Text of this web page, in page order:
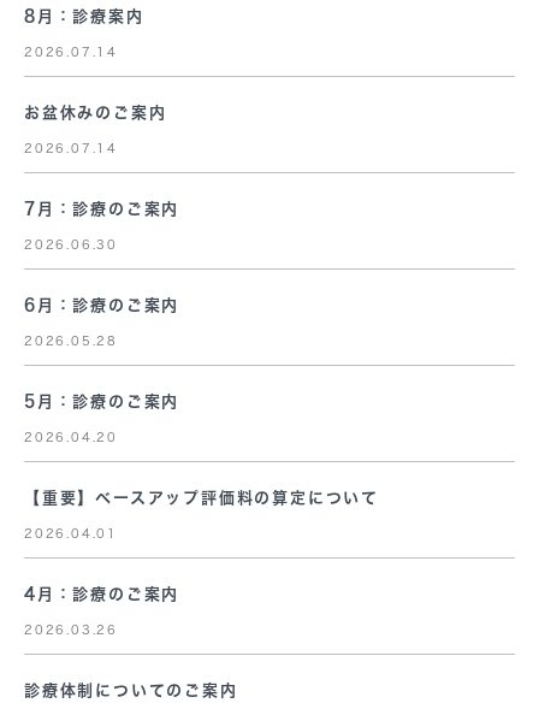
8月：診療案内
2026.07.14
お盆休みのご案内
2026.07.14
7月：診療のご案内
2026.06.30
6月：診療のご案内
2026.05.28
5月：診療のご案内
2026.04.20
【重要】ベースアップ評価料の算定について
2026.04.01
4月：診療のご案内
2026.03.26
診療体制についてのご案内